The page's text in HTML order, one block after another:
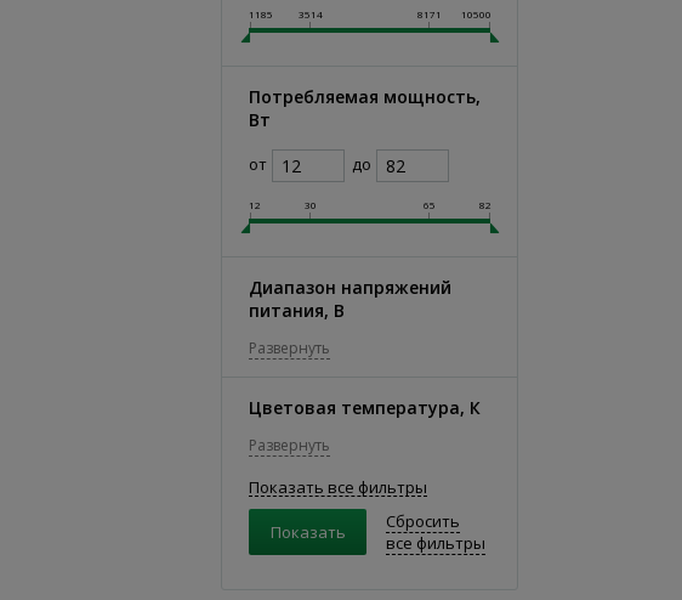
1185 3514 8171 10500
Потребляемая мощность,
Вт
от до
12 30 65 82
Диапазон напряжений
питания, В
Развернуть
Цветовая температура, К
Развернуть
Показать все фильтры
Сбросить
все фильтры